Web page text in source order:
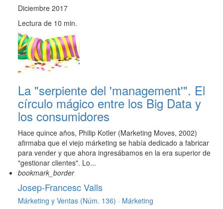
Diciembre 2017
Lectura de 10 min.
La "serpiente del 'management'". El
círculo mágico entre los Big Data y
los consumidores
Hace quince años, Philip Kotler (Marketing Moves, 2002)
afirmaba que el viejo márketing se había dedicado a fabricar
para vender y que ahora ingresábamos en la era superior de
"gestionar clientes". Lo...
bookmark_border
Josep-Francesc Valls
Márketing y Ventas (Núm. 136) · Márketing